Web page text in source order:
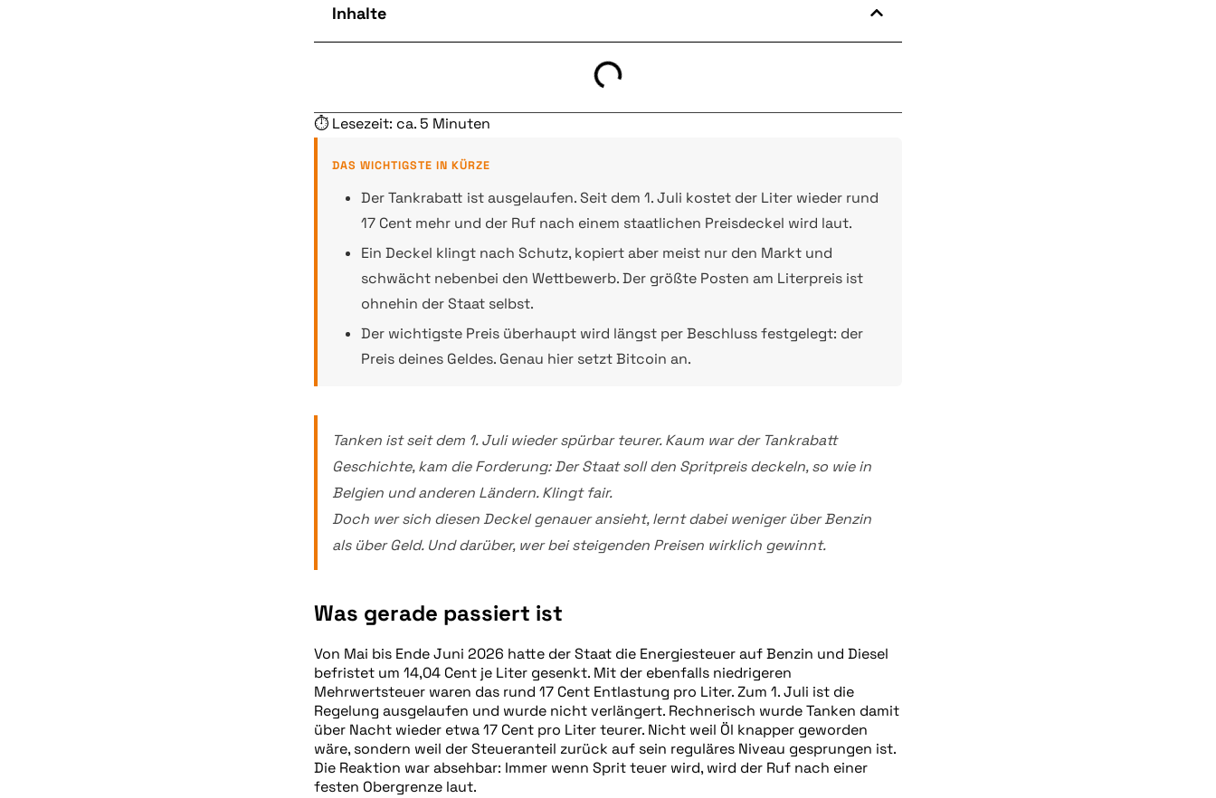
Inhalte
⏱ Lesezeit: ca. 5 Minuten
DAS WICHTIGSTE IN KÜRZE
Der Tankrabatt ist ausgelaufen. Seit dem 1. Juli kostet der Liter wieder rund
17 Cent mehr und der Ruf nach einem staatlichen Preisdeckel wird laut.
Ein Deckel klingt nach Schutz, kopiert aber meist nur den Markt und
schwächt nebenbei den Wettbewerb. Der größte Posten am Literpreis ist
ohnehin der Staat selbst.
Der wichtigste Preis überhaupt wird längst per Beschluss festgelegt: der
Preis deines Geldes. Genau hier setzt Bitcoin an.
Tanken ist seit dem 1. Juli wieder spürbar teurer. Kaum war der Tankrabatt
Geschichte, kam die Forderung: Der Staat soll den Spritpreis deckeln, so wie in
Belgien und anderen Ländern. Klingt fair.
Doch wer sich diesen Deckel genauer ansieht, lernt dabei weniger über Benzin
als über Geld. Und darüber, wer bei steigenden Preisen wirklich gewinnt.
Was gerade passiert ist
Von Mai bis Ende Juni 2026 hatte der Staat die Energiesteuer auf Benzin und Diesel
befristet um 14,04 Cent je Liter gesenkt. Mit der ebenfalls niedrigeren
Mehrwertsteuer waren das rund 17 Cent Entlastung pro Liter. Zum 1. Juli ist die
Regelung ausgelaufen und wurde nicht verlängert. Rechnerisch wurde Tanken damit
über Nacht wieder etwa 17 Cent pro Liter teurer. Nicht weil Öl knapper geworden
wäre, sondern weil der Steueranteil zurück auf sein reguläres Niveau gesprungen ist.
Die Reaktion war absehbar: Immer wenn Sprit teuer wird, wird der Ruf nach einer
festen Obergrenze laut.